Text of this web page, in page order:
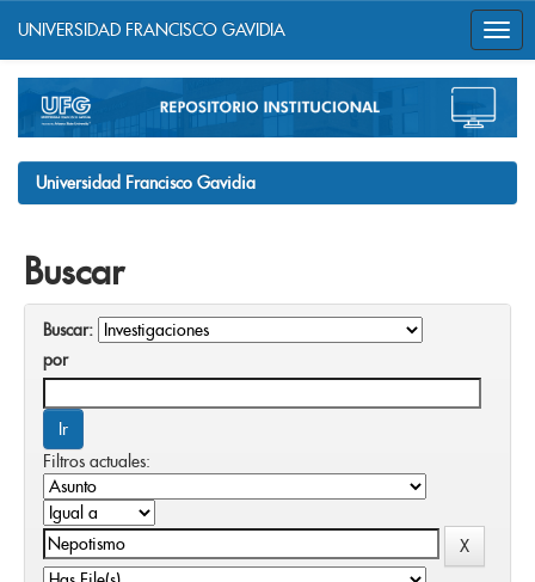
navigation
UNIVERSIDAD FRANCISCO GAVIDIA
Universidad Francisco Gavidia
Buscar
Buscar:
por
Filtros actuales: